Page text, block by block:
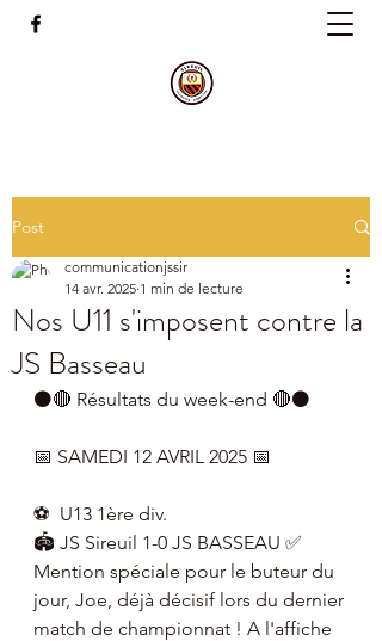
Post
Nos U11 s'imposent contre la
JS Basseau
communicationjssir
14 avr. 2025 1 min de lecture
⚫🔴 Résultats du week-end 🔴⚫
📅 SAMEDI 12 AVRIL 2025 📅
⚽  U13 1ère div.
🏟 JS Sireuil 1-0 JS BASSEAU ✅
Mention spéciale pour le buteur du
jour, Joe, déjà décisif lors du dernier
match de championnat ! A l'affiche